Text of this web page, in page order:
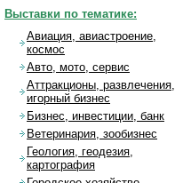
Выставки по тематике:
Авиация, авиастроение,
космос
Авто, мото, сервис
Аттракционы, развлечения,
игорный бизнес
Бизнес, инвестиции, банк
Ветеринария, зообизнес
Геология, геодезия,
картография